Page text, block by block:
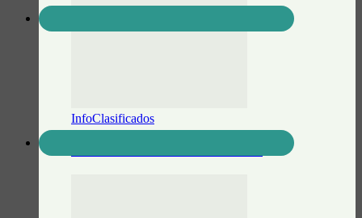
InfoClasificados